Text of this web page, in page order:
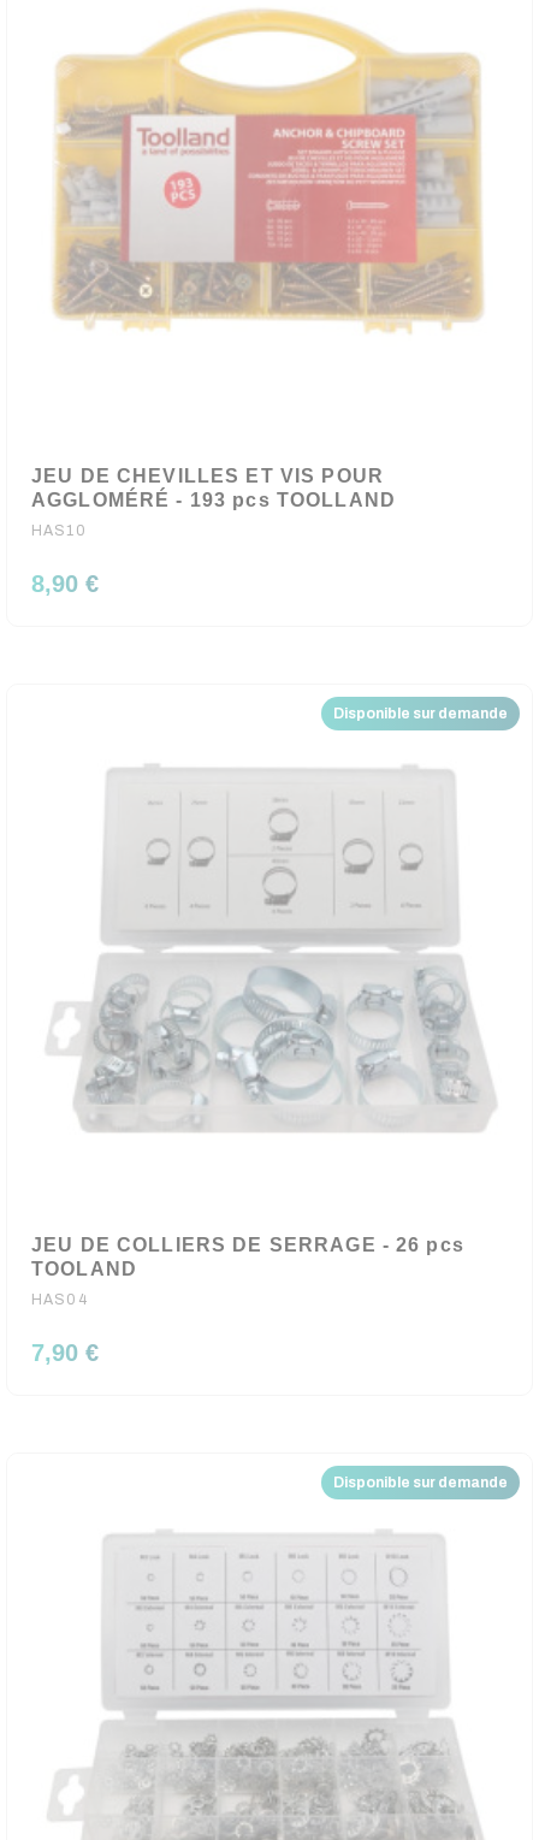
JEU DE CHEVILLES ET VIS POUR
AGGLOMÉRÉ - 193 pcs TOOLLAND
HAS10
8,90 €
Disponible sur demande
JEU DE COLLIERS DE SERRAGE - 26 pcs
TOOLAND
HAS04
7,90 €
Disponible sur demande